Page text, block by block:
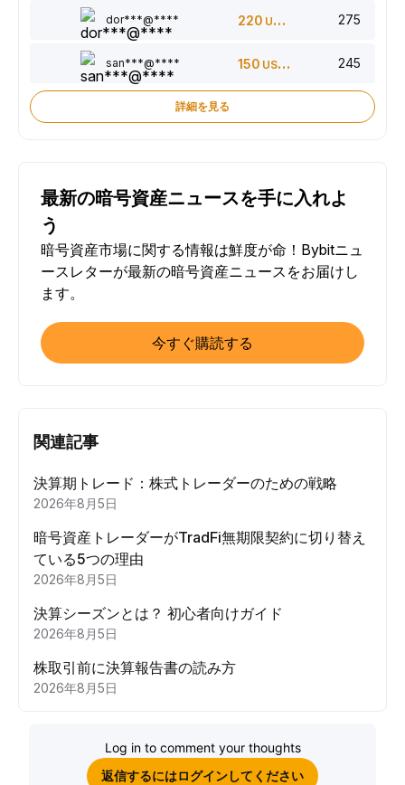
dor***@**** 220 USDT 275
san***@**** 150 USDT 245
詳細を見る
最新の暗号資産ニュースを手に入れよ
う
暗号資産市場に関する情報は鮮度が命！Bybitニュ
ースレターが最新の暗号資産ニュースをお届けし
ます。
今すぐ購読する
関連記事
決算期トレード：株式トレーダーのための戦略
2026年8月5日
暗号資産トレーダーがTradFi無期限契約に切り替え
ている5つの理由
2026年8月5日
決算シーズンとは？ 初心者向けガイド
2026年8月5日
株取引前に決算報告書の読み方
2026年8月5日
Log in to comment your thoughts
返信するにはログインしてください